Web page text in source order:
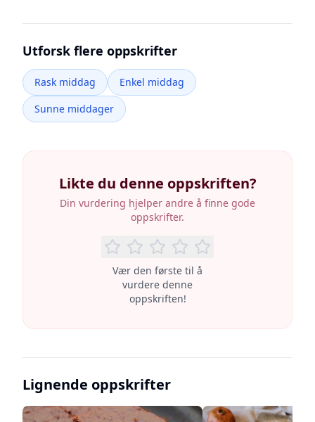
Utforsk flere oppskrifter
Rask middag
Enkel middag
Sunne middager
Likte du denne oppskriften?
Din vurdering hjelper andre å finne gode
oppskrifter.
Vær den første til å
vurdere denne
oppskriften!
Lignende oppskrifter